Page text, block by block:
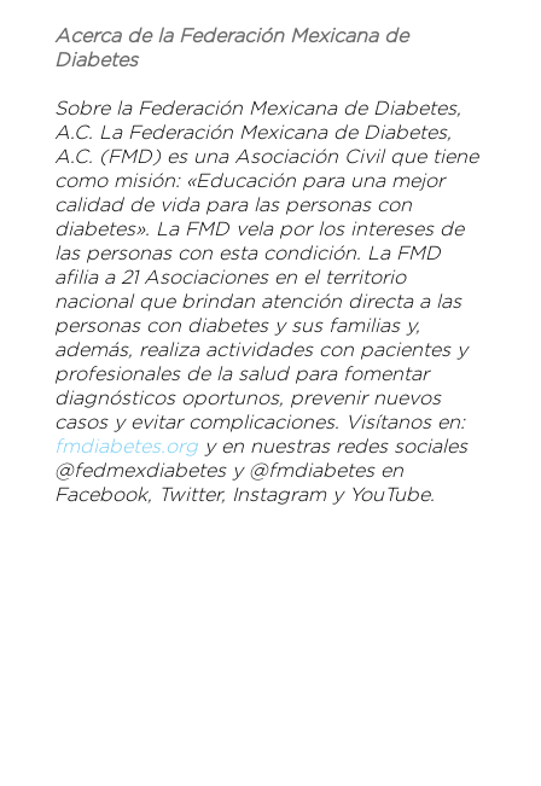
Acerca de la Federación Mexicana de
Diabetes
Sobre la Federación Mexicana de Diabetes,
A.C. La Federación Mexicana de Diabetes,
A.C. (FMD) es una Asociación Civil que tiene
como misión: «Educación para una mejor
calidad de vida para las personas con
diabetes». La FMD vela por los intereses de
las personas con esta condición. La FMD
afilia a 21 Asociaciones en el territorio
nacional que brindan atención directa a las
personas con diabetes y sus familias y,
además, realiza actividades con pacientes y
profesionales de la salud para fomentar
diagnósticos oportunos, prevenir nuevos
casos y evitar complicaciones. Visítanos en:
fmdiabetes.orgy en nuestras redes sociales
@fedmexdiabetes y @fmdiabetes en
Facebook, Twitter, Instagram y YouTube.